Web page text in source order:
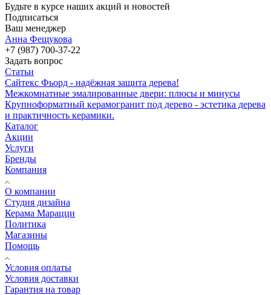
Будьте в курсе наших акций и новостей
Подписаться
Ваш менеджер
Анна Фещукова
+7 (987) 700-37-22
Задать вопрос
Статьи
Сайтекс Фьорд - надёжная защита дерева!
Межкомнатные эмалированные двери: плюсы и минусы
Крупноформатный керамогранит под дерево - эстетика дерева
и практичность керамики.
Каталог
Акции
Услуги
Бренды
Компания
О компании
Студия дизайна
Керама Марацци
Политика
Магазины
Помощь
Условия оплаты
Условия доставки
Гарантия на товар